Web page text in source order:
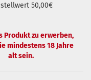
50,00€
Produkt zu erwerben,
mindestens 18 Jahre
alt sein.